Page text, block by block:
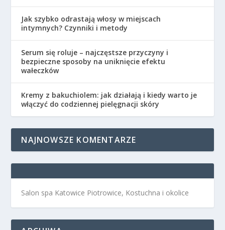
Jak szybko odrastają włosy w miejscach
intymnych? Czynniki i metody
Serum się roluje – najczęstsze przyczyny i
bezpieczne sposoby na uniknięcie efektu
wałeczków
Kremy z bakuchiolem: jak działają i kiedy warto je
włączyć do codziennej pielęgnacji skóry
NAJNOWSZE KOMENTARZE
Salon spa Katowice Piotrowice, Kostuchna i okolice